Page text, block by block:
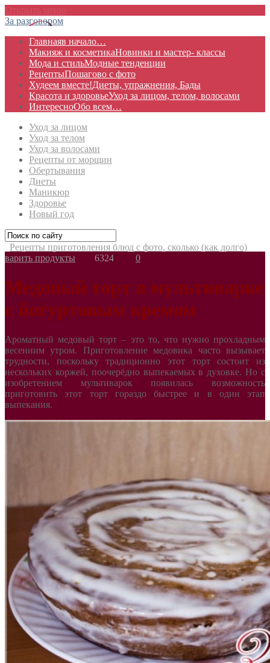
За разговором
Главнаяв начало…
Макияж и косметикаНовинки и мастер- классы
Мода и стильМодные тенденции
РецептыПошагово с фото
Худеем вместе!Диеты, упражнения, Бады
Красота и здоровьеУход за лицом, телом, волосами
ИнтересноОбо всем…
Уход за лицом
Уход за телом
Уход за волосами
Рецепты от морщин
Обертывания
Диеты
Маникюр
Здоровье
Новый год
Рецепты приготовления блюд с фото, сколько (как долго)
варить продукты
6324 0
Медовый торт в мультиварке
с йогуртовым кремом
Ароматный медовый торт – это то, что нужно прохладным
весенним утром. Приготовление медовика часто вызывает
трудности, поскольку традиционно этот торт состоит из
нескольких коржей, поочерёдно выпекаемых в духовке. Но с
изобретением мультиварок появилась возможность
приготовить этот торт гораздо быстрее и в один этап
выпекания.